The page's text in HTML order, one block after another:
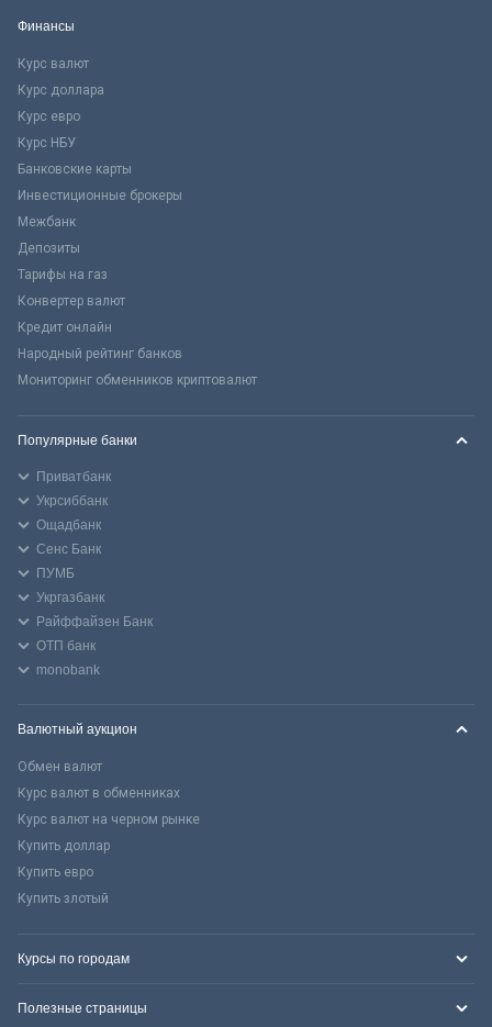
Финансы
Курс валют
Курс доллара
Курс евро
Курс НБУ
Банковские карты
Инвестиционные брокеры
Межбанк
Депозиты
Тарифы на газ
Конвертер валют
Кредит онлайн
Народный рейтинг банков
Мониторинг обменников криптовалют
Популярные банки
Приватбанк
Укрсиббанк
Ощадбанк
Сенс Банк
ПУМБ
Укргазбанк
Райффайзен Банк
ОТП банк
monobank
Валютный аукцион
Обмен валют
Курс валют в обменниках
Курс валют на черном рынке
Купить доллар
Купить евро
Купить злотый
Курсы по городам
Полезные страницы